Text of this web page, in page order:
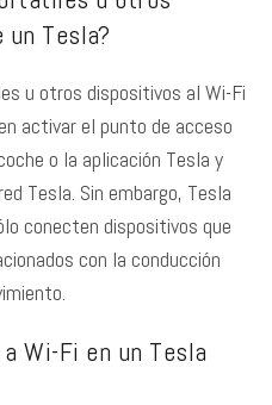
Tesla?
u otros dispositivos al Wi-Fi
activar el punto de acceso
o la aplicación Tesla y
Tesla. Sin embargo, Tesla
conecten dispositivos que
con la conducción
Wi-Fi en un Tesla